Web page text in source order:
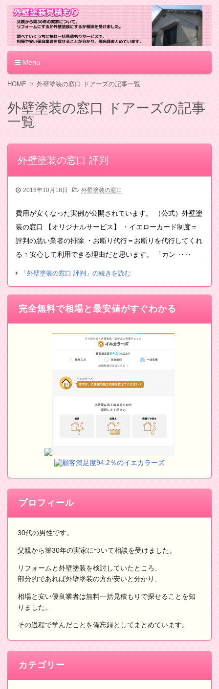
外壁塗装見積もり
Menu
コ
テ
ン
ツ
へ
HOME 外壁塗装の窓口 ドアーズの記事一覧
外壁塗装の窓口 ドアーズの記事
一覧
外壁塗装の窓口 評判
2016年10月18日 外壁塗装の窓口
費用が安くなった実例が公開されています。 （公式）外壁塗
装の窓口 【オリジナルサービス】 ・イエローカード制度＝
評判の悪い業者の排除 ・お断り代行＝お断りを代行してくれ
る ↑ 安心して利用できる理由だと思います。 「カン ‥‥
「外壁塗装の窓口 評判」の続きを読む
完全無料で相場と最安値がすぐわかる
顧客満足度94.2％のイエカラーズ
プロフィール
30代の男性です。
父親から築30年の実家について相談を受けました。
リフォームと外壁塗装を検討していたところ、
部分的であれば外壁塗装の方が安いと分かり、
相場と安い優良業者は無料一括見積もりで探せることを知
りました。
その過程で学んだことを備忘録としてまとめています。
カテゴリー